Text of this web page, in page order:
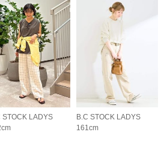
STOCK LADYS
B.C STOCK LADYS
161cm